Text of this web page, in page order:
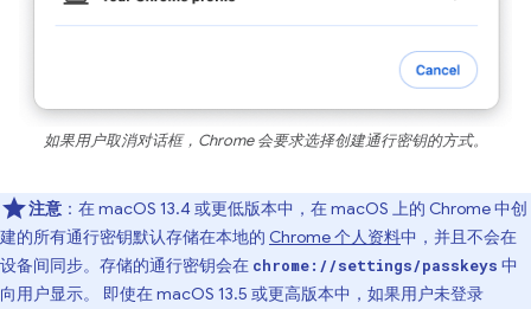
如果用户取消对话框，Chrome 会要求选择创建通行密钥的方式。
注意 ：在 macOS 13.4 或更低版本中，在 macOS 上的 Chrome 中创
建的所有通行密钥默认存储在本地的 Chrome 个人资料中，并且不会在
设备间同步。存储的通行密钥会在 chrome://settings/passkeys 中
向用户显示。 即使在 macOS 13.5 或更高版本中，如果用户未登录